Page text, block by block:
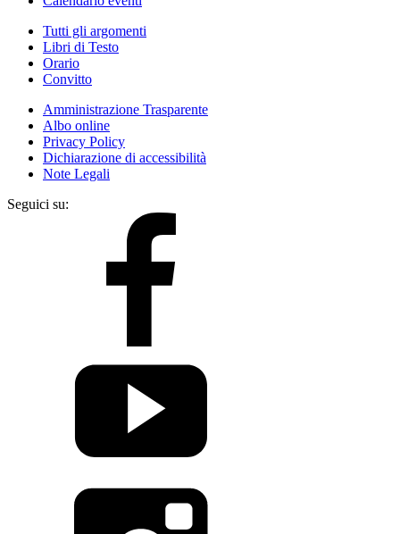
Tutti gli argomenti
Libri di Testo
Orario
Convitto
Amministrazione Trasparente
Albo online
Privacy Policy
Dichiarazione di accessibilità
Note Legali
Seguici su: